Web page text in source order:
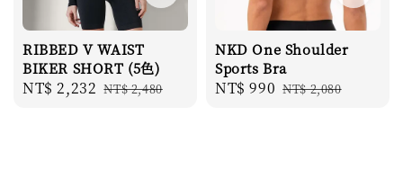
RIBBED V WAIST
BIKER SHORT (5色)
Sale
NT$ 2,232 Regular
NT$ 2,480
NKD One Shoulder
Sports Bra
Sale
NT$ 990 Regular
NT$ 2,080